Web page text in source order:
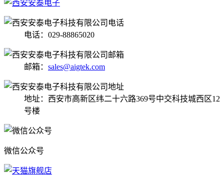
电话：029-88865020
邮箱： sales@aigtek.com
地址：西安市高新区纬二十六路369号中交科技城西区12
号楼
微信公众号